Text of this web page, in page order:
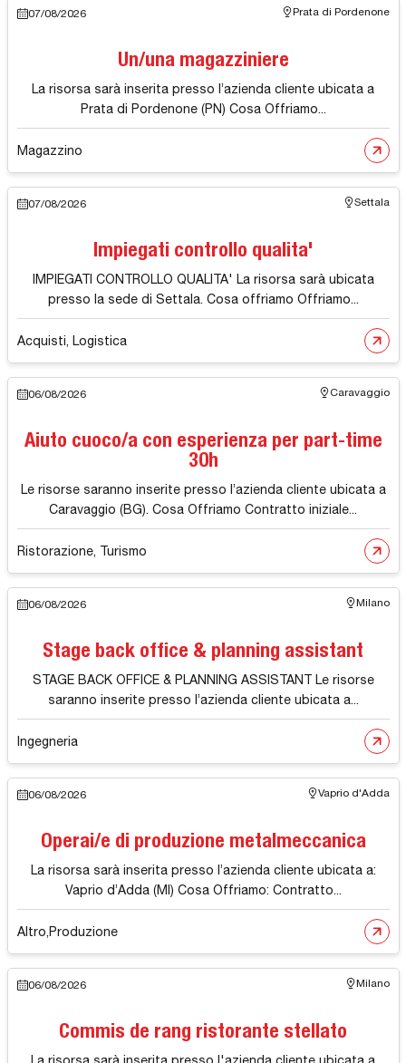
07/08/2026 Prata di Pordenone
Un/una magazziniere
La risorsa sarà inserita presso l’azienda cliente ubicata a
Prata di Pordenone (PN) Cosa Offriamo...
Magazzino
07/08/2026 Settala
Impiegati controllo qualita'
IMPIEGATI CONTROLLO QUALITA' La risorsa sarà ubicata
presso la sede di Settala. Cosa offriamo Offriamo...
Acquisti, Logistica
06/08/2026 Caravaggio
Aiuto cuoco/a con esperienza per part-time
30h
Le risorse saranno inserite presso l’azienda cliente ubicata a
Caravaggio (BG). Cosa Offriamo Contratto iniziale...
Ristorazione, Turismo
06/08/2026 Milano
Stage back office & planning assistant
STAGE BACK OFFICE & PLANNING ASSISTANT Le risorse
saranno inserite presso l’azienda cliente ubicata a...
Ingegneria
06/08/2026 Vaprio d'Adda
Operai/e di produzione metalmeccanica
La risorsa sarà inserita presso l’azienda cliente ubicata a:
Vaprio d’Adda (MI) Cosa Offriamo: Contratto...
Altro,Produzione
06/08/2026 Milano
Commis de rang ristorante stellato
La risorsa sarà inserita presso l'azienda cliente ubicata a